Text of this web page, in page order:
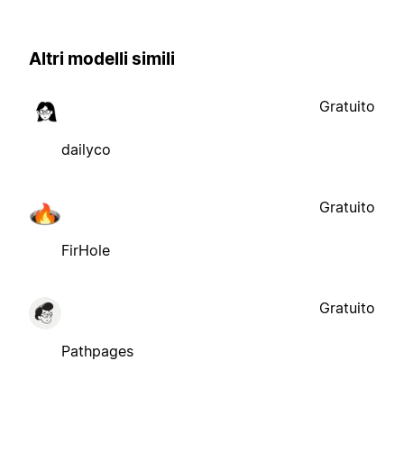
Altri modelli simili
dailyco
Gratuito
FirHole
Gratuito
Pathpages
Gratuito